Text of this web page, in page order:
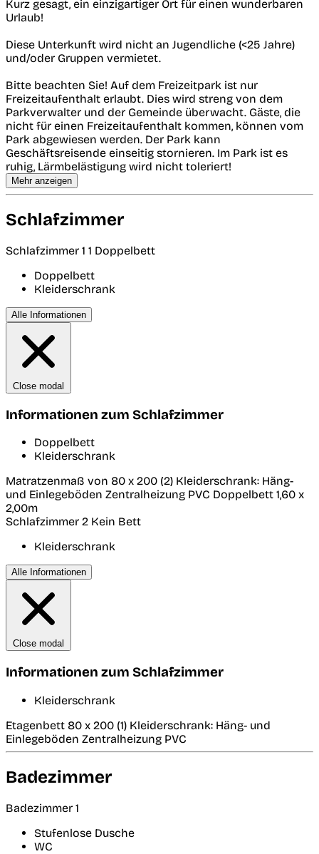
Kurz gesagt, ein einzigartiger Ort für einen wunderbaren
Urlaub!
Diese Unterkunft wird nicht an Jugendliche (<25 Jahre)
und/oder Gruppen vermietet.
Bitte beachten Sie! Auf dem Freizeitpark ist nur
Freizeitaufenthalt erlaubt. Dies wird streng von dem
Parkverwalter und der Gemeinde überwacht. Gäste, die
nicht für einen Freizeitaufenthalt kommen, können vom
Park abgewiesen werden. Der Park kann
Geschäftsreisende einseitig stornieren. Im Park ist es
ruhig, Lärmbelästigung wird nicht toleriert!
Mehr anzeigen
Schlafzimmer
Schlafzimmer 1 1 Doppelbett
Doppelbett
Kleiderschrank
Alle Informationen
Close modal
Informationen zum Schlafzimmer
Doppelbett
Kleiderschrank
Matratzenmaß von 80 x 200 (2) Kleiderschrank: Häng-
und Einlegeböden Zentralheizung PVC Doppelbett 1,60 x
2,00m
Schlafzimmer 2 Kein Bett
Kleiderschrank
Alle Informationen
Close modal
Informationen zum Schlafzimmer
Kleiderschrank
Etagenbett 80 x 200 (1) Kleiderschrank: Häng- und
Einlegeböden Zentralheizung PVC
Badezimmer
Badezimmer 1
Stufenlose Dusche
WC